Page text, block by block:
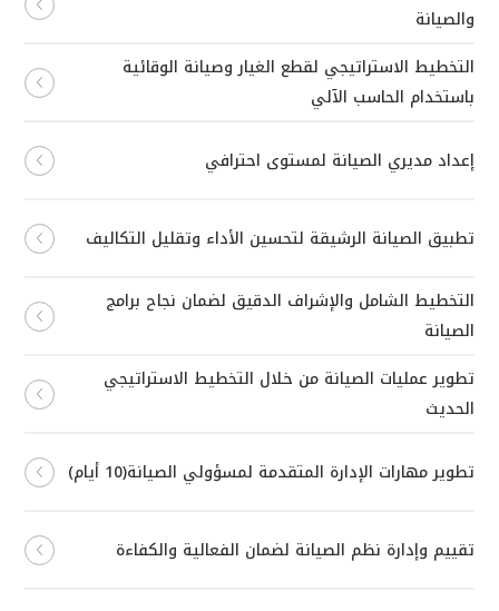
والصيانة
التخطيط الاستراتيجي لقطع الغيار وصيانة الوقائية
باستخدام الحاسب الآلي
إعداد مديري الصيانة لمستوى احترافي
تطبيق الصيانة الرشيقة لتحسين الأداء وتقليل التكاليف
التخطيط الشامل والإشراف الدقيق لضمان نجاح برامج
الصيانة
تطوير عمليات الصيانة من خلال التخطيط الاستراتيجي
الحديث
تطوير مهارات الإدارة المتقدمة لمسؤولي الصيانة(10 أيام)
تقييم وإدارة نظم الصيانة لضمان الفعالية والكفاءة